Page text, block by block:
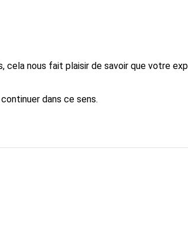
cela nous fait plaisir de savoir que votre
dans ce sens.